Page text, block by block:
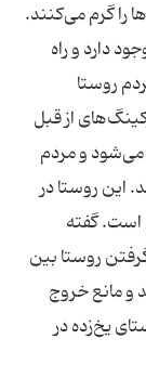
را گرم می‌کنند.
دارد و راه
روستا
از قبل
می‌شود و مردم
این روستا در
ساعت روشن است. گفته
روستا بین
و مانع خروج
یخ‌زده در